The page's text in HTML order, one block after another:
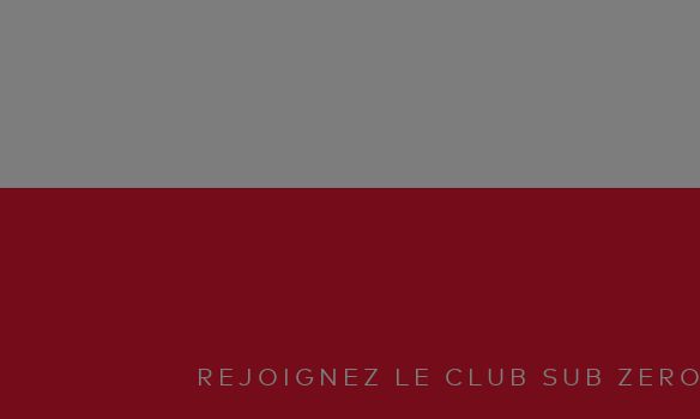
REJOIGNEZ LE CLUB SUB ZERO